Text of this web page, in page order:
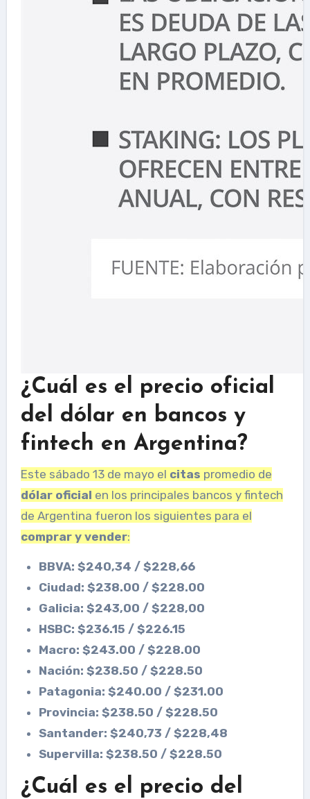
¿Cuál es el precio oficial
del dólar en bancos y
fintech en Argentina?
Este sábado 13 de mayo el citas promedio de
dólar oficial en los principales bancos y fintech
de Argentina fueron los siguientes para el
comprar y vender:
BBVA: $240,34 / $228,66
Ciudad: $238.00 / $228.00
Galicia: $243,00 / $228,00
HSBC: $236.15 / $226.15
Macro: $243.00 / $228.00
Nación: $238.50 / $228.50
Patagonia: $240.00 / $231.00
Provincia: $238.50 / $228.50
Santander: $240,73 / $228,48
Supervilla: $238.50 / $228.50
¿Cuál es el precio del